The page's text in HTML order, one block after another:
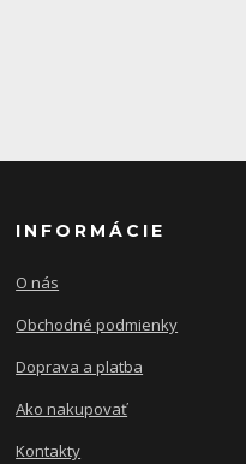
INFORMÁCIE
O nás
Obchodné podmienky
Doprava a platba
Ako nakupovať
Kontakty